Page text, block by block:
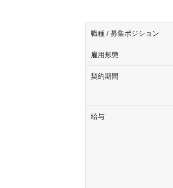
職種 / 募集ポジション
雇用形態
契約期間
給与